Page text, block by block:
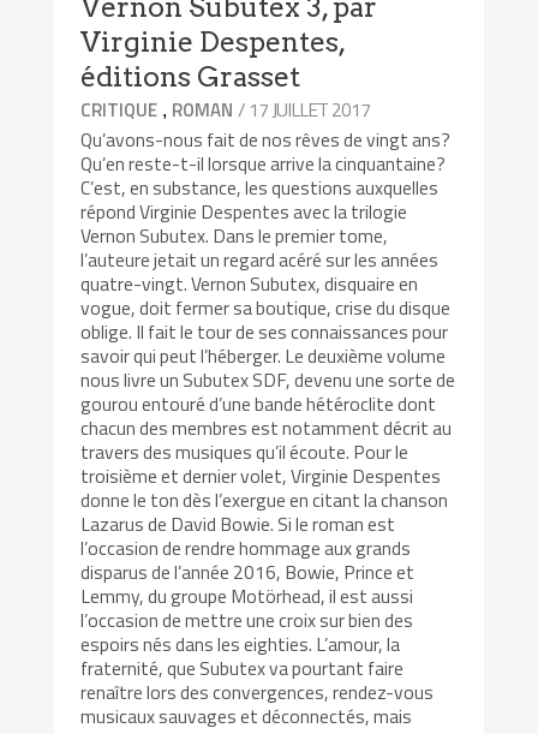
Vernon Subutex 3, par
Virginie Despentes,
éditions Grasset
CRITIQUE , ROMAN / 17 JUILLET 2017
Qu’avons-nous fait de nos rêves de vingt ans?
Qu’en reste-t-il lorsque arrive la cinquantaine?
C’est, en substance, les questions auxquelles
répond Virginie Despentes avec la trilogie
Vernon Subutex. Dans le premier tome,
l’auteure jetait un regard acéré sur les années
quatre-vingt. Vernon Subutex, disquaire en
vogue, doit fermer sa boutique, crise du disque
oblige. Il fait le tour de ses connaissances pour
savoir qui peut l’héberger. Le deuxième volume
nous livre un Subutex SDF, devenu une sorte de
gourou entouré d’une bande hétéroclite dont
chacun des membres est notamment décrit au
travers des musiques qu’il écoute. Pour le
troisième et dernier volet, Virginie Despentes
donne le ton dès l’exergue en citant la chanson
Lazarus de David Bowie. Si le roman est
l’occasion de rendre hommage aux grands
disparus de l’année 2016, Bowie, Prince et
Lemmy, du groupe Motörhead, il est aussi
l’occasion de mettre une croix sur bien des
espoirs nés dans les eighties. L’amour, la
fraternité, que Subutex va pourtant faire
renaître lors des convergences, rendez-vous
musicaux sauvages et déconnectés, mais